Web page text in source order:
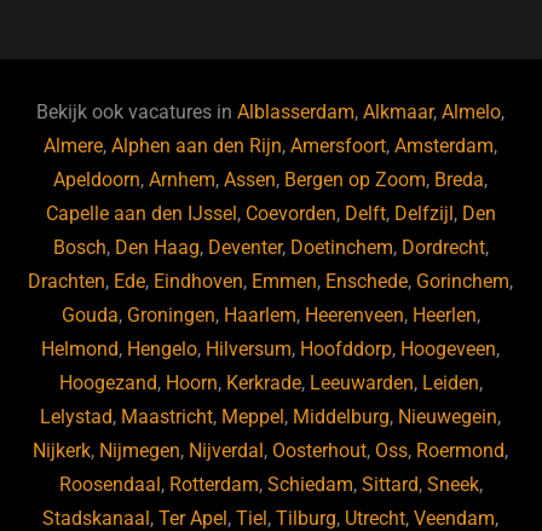
b
o
o
k
ky dI
n
Bekijk ook vacatures inAlblasserdam,Alkmaar,Almelo,
Almere,Alphen aan den Rijn,Amersfoort,Amsterdam,
Apeldoorn,Arnhem,Assen, Bergen op Zoom, Breda,
Capelle aan den IJssel , Coevorden, Delft, Delfzijl , Den
Bosch, Den Haag, Deventer, Doetinchem, Dordrecht,
Drachten, Ede, Eindhoven, Emmen, Enschede, Gorinchem,
Gouda, Groningen, Haarlem, Heerenveen, Heerlen,
Helmond, Hengelo, Hilversum, Hoofddorp, Hoogeveen,
Hoogezand, Hoorn, Kerkrade, Leeuwarden, Leiden,
Lelystad, Maastricht, Meppel , Middelburg, Nieuwegein,
Nijkerk, Nijmegen, Nijverdal , Oosterhout, Oss, Roermond,
Roosendaal , Rotterdam, Schiedam, Sittard, Sneek,
Stadskanaal ,Ter Apel ,Tiel ,Tilburg, Utrecht,Veendam,